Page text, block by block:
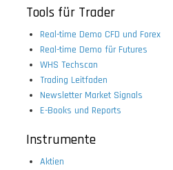
Tools für Trader
Real-time Demo CFD und Forex
Real-time Demo für Futures
WHS Techscan
Trading Leitfaden
Newsletter Market Signals
E-Books und Reports
Instrumente
Aktien